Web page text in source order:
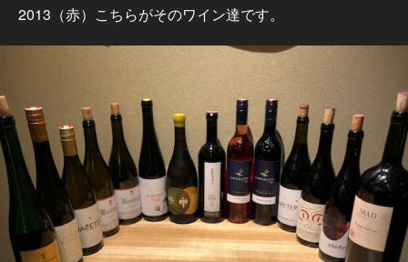
2013（赤）こちらがそのワイン達です。